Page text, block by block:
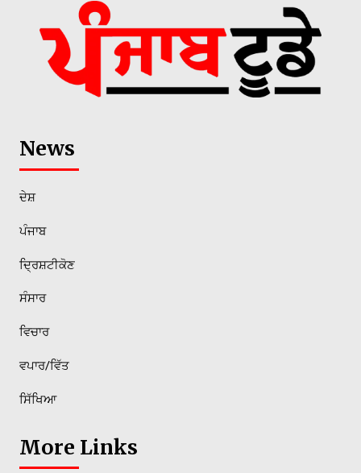
News
ਦੇਸ਼
ਪੰਜਾਬ
ਦ੍ਰਿਸ਼ਟੀਕੋਣ
ਸੰਸਾਰ
ਵਿਚਾਰ
ਵਪਾਰ/ਵਿੱਤ
ਸਿੱਖਿਆ
More Links